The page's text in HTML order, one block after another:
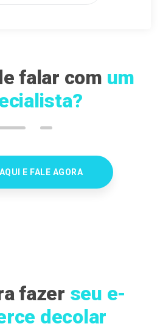
falar com um
E FALE AGORA
fazer seu e-
decolar